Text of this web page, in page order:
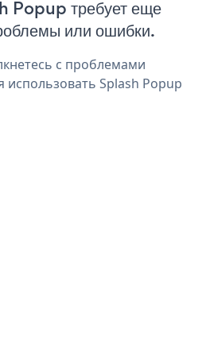
Popup требует еще
или ошибки.
с проблемами
использовать Splash Popup